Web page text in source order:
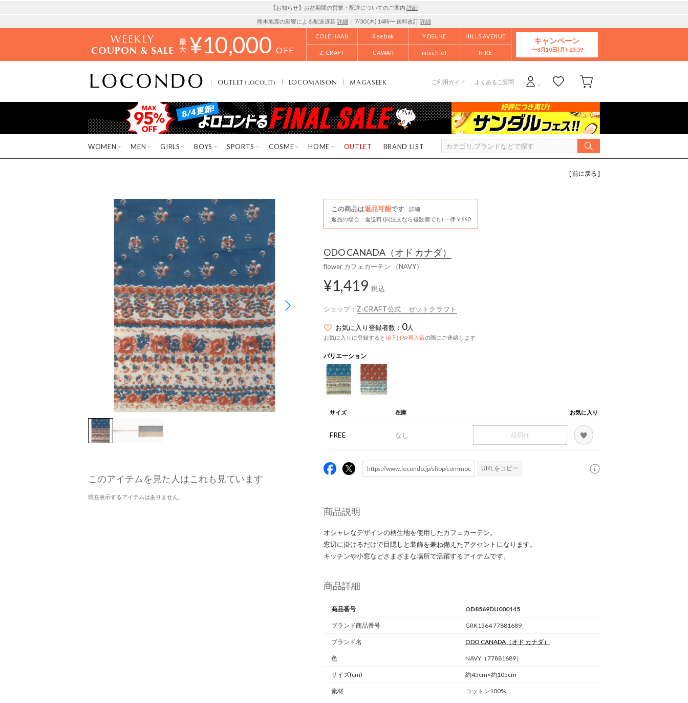
【お知らせ】お盆期間の営業・配送についてのご案内 詳細
熊本地震の影響による配送遅延 詳細 ｜7/30 (木) 14時〜 送料改訂詳細
WEEKLY
COUPON & SALE ¥10,000 OFF
COLE HAAN Reebok YOSUKE HILLS AVENUE
Z-CRAFT CAWAII mischief NIKE
キャンペーン
8月10日(月)
OUTLET(LOCOLET) LOCOMAISON MAGASEEK ご利用ガイド よくあるご質問
WOMEN MEN GIRLS BOYS SPORTS COSME HOME OUTLET BRAND LIST
[ 前に戻る ]
このアイテムを見た人はこれも見ています
現在表示するアイテムはありません。
この商品は返品可能です
詳細
返品の場合：返送料 (同注文なら複数個でも) 一律￥660
ODO CANADA （オド カナダ）
flower カフェカーテン （NAVY）
¥1,419 税込
ショップ： Z-CRAFT公式 ゼットクラフト
お気に入り登録者数： 0人
お気に入りに登録すると値下げや再入荷の際にご連絡します
バリエーション
サイズ 在庫 お気に入り
FREE なし 品切れ
URLをコピー
商品説明
オシャレなデザインの柄生地を使用したカフェカーテン。
窓辺に掛けるだけで目隠しと装飾を兼ね備えたアクセントになります。
キッチンや小窓などさまざまな場所で活躍するアイテムです。
商品詳細
商品番号 OD8569DU000145
ブランド商品番号 GRK1564 77881689
ブランド名 ODO CANADA （オド カナダ）
色 NAVY（77881689）
サイズ(cm) 約45cm×約105cm
素材 コットン100%